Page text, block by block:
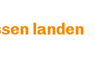
landen